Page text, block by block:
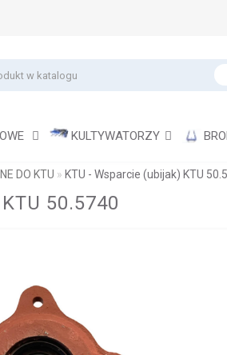
KULTYWATORZY
DO KTU KTU - Wsparcie (ubijak) KTU
50.5740